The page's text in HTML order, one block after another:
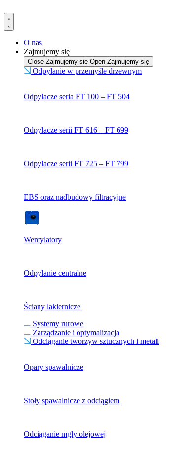
do
treści
O nas
Zajmujemy się
Close Zajmujemy się Open Zajmujemy się
Odpylanie w przemyśle drzewnym
Odpylacze seria FT 100 – FT 504
Odpylacze serii FT 616 – FT 699
Odpylacze serii FT 725 – FT 799
EBS oraz nadbudowy filtracyjne
Wentylatory
Odpylanie centralne
Ściany lakiernicze
Systemy rurowe
Zarządzanie i optymalizacja
Odciąganie tworzyw sztucznych i metali
Opary spawalnicze
Stoły spawalnicze z odciągiem
Odciąganie mgły olejowej